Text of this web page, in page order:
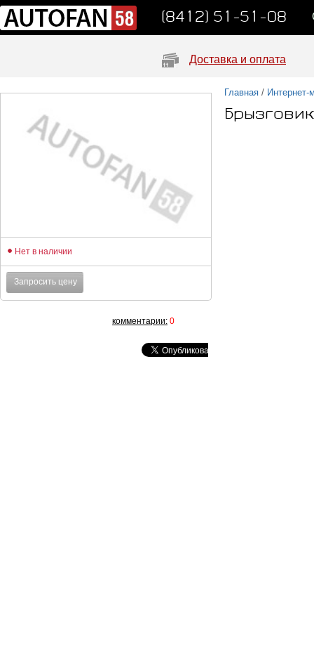
(8412) 51-51-08
Доставка и оплата
Главная / Интернет-
Нет в наличии
Запросить цену
комментарии: 0